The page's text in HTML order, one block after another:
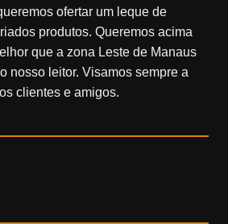
ofertar um leque de
produtos. Queremos acima
que a zona Leste de Manaus
nosso leitor. Visamos sempre a
clientes e amigos.